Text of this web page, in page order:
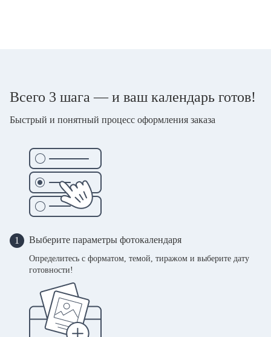
Всего 3 шага — и ваш календарь готов!
Быстрый и понятный процесс оформления заказа
1 Выберите параметры фотокалендаря
Определитесь с форматом, темой, тиражом и выберите дату
готовности!